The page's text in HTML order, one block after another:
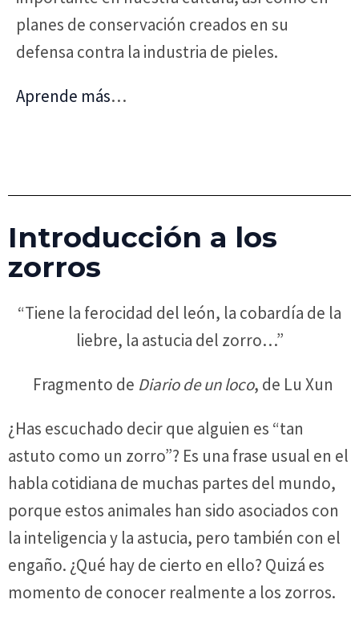
planes de conservación creados en su
defensa contra la industria de pieles.
Aprende más…
Introducción a los
zorros
“Tiene la ferocidad del león, la cobardía de la
liebre, la astucia del zorro…”
Fragmento de Diario de un loco, de Lu Xun
¿Has escuchado decir que alguien es “tan
astuto como un zorro”? Es una frase usual en el
habla cotidiana de muchas partes del mundo,
porque estos animales han sido asociados con
la inteligencia y la astucia, pero también con el
engaño. ¿Qué hay de cierto en ello? Quizá es
momento de conocer realmente a los zorros.